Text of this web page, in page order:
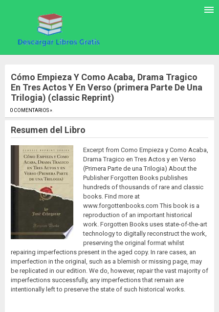
Cómo Empieza Y Como Acaba, Drama Tragico
En Tres Actos Y En Verso (primera Parte De Una
Trilogia) (classic Reprint)
0 COMENTARIOS ».
Resumen del Libro
Excerpt from Como Empieza y Como Acaba,
Drama Tragico en Tres Actos y en Verso
(Primera Parte de una Trilogia) About the
Publisher Forgotten Books publishes
hundreds of thousands of rare and classic
books. Find more at
www.forgottenbooks.com This book is a
reproduction of an important historical
work. Forgotten Books uses state-of-the-art
technology to digitally reconstruct the work,
preserving the original format whilst
repairing imperfections present in the aged copy. In rare cases, an
imperfection in the original, such as a blemish or missing page, may
be replicated in our edition. We do, however, repair the vast majority of
imperfections successfully, any imperfections that remain are
intentionally left to preserve the state of such historical works.